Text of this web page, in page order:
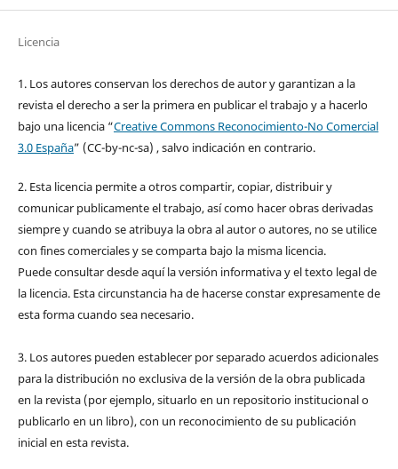
Licencia
1. Los autores conservan los derechos de autor y garantizan a la
revista el derecho a ser la primera en publicar el trabajo y a hacerlo
bajo una licencia “Creative Commons Reconocimiento-No Comercial
3.0 España” (CC-by-nc-sa) , salvo indicación en contrario.
2. Esta licencia permite a otros compartir, copiar, distribuir y
comunicar publicamente el trabajo, así como hacer obras derivadas
siempre y cuando se atribuya la obra al autor o autores, no se utilice
con fines comerciales y se comparta bajo la misma licencia.
Puede consultar desde aquí la versión informativa y el texto legal de
la licencia. Esta circunstancia ha de hacerse constar expresamente de
esta forma cuando sea necesario.
3. Los autores pueden establecer por separado acuerdos adicionales
para la distribución no exclusiva de la versión de la obra publicada
en la revista (por ejemplo, situarlo en un repositorio institucional o
publicarlo en un libro), con un reconocimiento de su publicación
inicial en esta revista.